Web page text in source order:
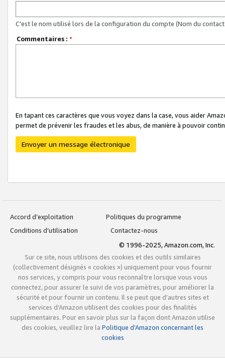
C'est le nom utilisé lors de la configuration du compte (Nom du
Commentaires : *
En tapant ces caractères que vous voyez dans la case, vous aider
permet de prévenir les fraudes et les abus, de manière à pouvoir
Envoyer un message électronique
Accord d’exploitation
Politiques du programme
Conditions d’utilisation
Contactez-nous
© 1996-2025, Amazon.com, Inc.
Sur ce site, nous utilisons des cookies et des outils similaires
(collectivement désignés « cookies ») uniquement pour vous fournir
nos services, y compris pour vous reconnaître lorsque vous vous
connectez, pour assurer le suivi de vos paramètres, pour améliorer la
sécurité et pour fournir un contenu. Il se peut que d’autres sites et
services d’Amazon utilisent des cookies pour des finalités
supplémentaires. Pour en savoir plus sur la façon dont Amazon utilise
des cookies, veuillez lire la Politique d’Amazon concernant les
cookies